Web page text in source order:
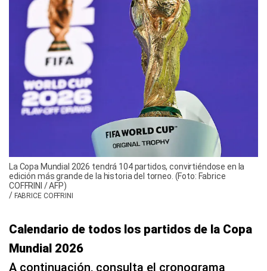
La Copa Mundial 2026 tendrá 104 partidos, convirtiéndose en la
edición más grande de la historia del torneo. (Foto: Fabrice
COFFRINI / AFP)
/ FABRICE COFFRINI
Calendario de todos los partidos de la Copa
Mundial 2026
A continuación, consulta el cronograma